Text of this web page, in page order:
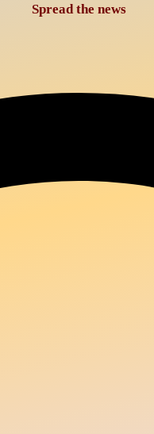
Spread the news